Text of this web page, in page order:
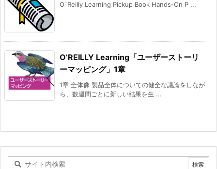
O`Reilly Learning Pickup Book Hands-On P ...
O’REILLY Learning「ユーザーストーリ
ーマッピング」1章
1章 全体像 製品全体についての健全な議論をしなが
ら、数週間ごとに新しい結果を生 ...